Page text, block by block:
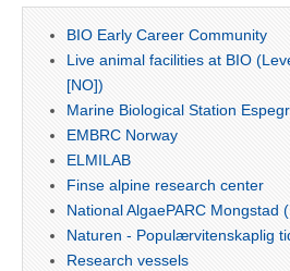
BIO Early Career Community
Live animal facilities at BIO
[NO])
Marine Biological Station
EMBRC Norway
ELMILAB
Finse alpine research center
National AlgaePARC Mongstad
Naturen - Populærvitenskaplig
Research vessels